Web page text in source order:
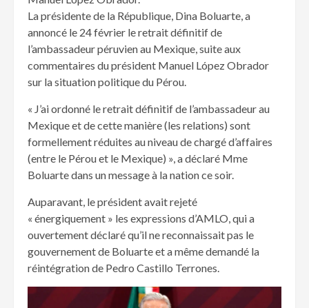
La présidente de la République, Dina Boluarte, a
annoncé le 24 février le retrait définitif de
l’ambassadeur péruvien au Mexique, suite aux
commentaires du président Manuel López Obrador
sur la situation politique du Pérou.
« J’ai ordonné le retrait définitif de l’ambassadeur au
Mexique et de cette manière (les relations) sont
formellement réduites au niveau de chargé d’affaires
(entre le Pérou et le Mexique) », a déclaré Mme
Boluarte dans un message à la nation ce soir.
Auparavant, le président avait rejeté
« énergiquement » les expressions d’AMLO, qui a
ouvertement déclaré qu’il ne reconnaissait pas le
gouvernement de Boluarte et a même demandé la
réintégration de Pedro Castillo Terrones.